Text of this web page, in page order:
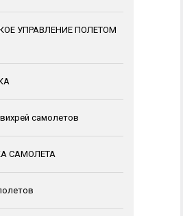
УПРАВЛЕНИЕ ПОЛЕТОМ
самолетов
САМОЛЕТА